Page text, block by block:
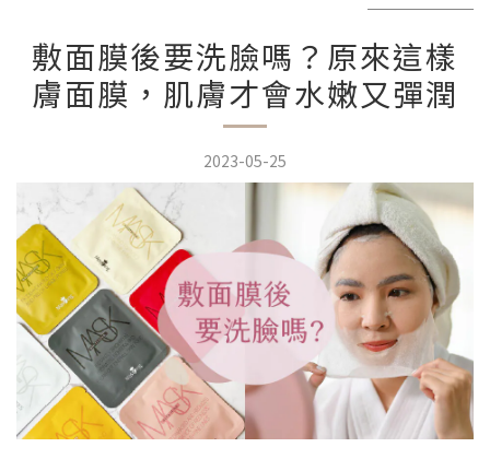
敷面膜後要洗臉嗎？原來這樣
膚面膜，肌膚才會水嫩又彈潤
2023-05-25